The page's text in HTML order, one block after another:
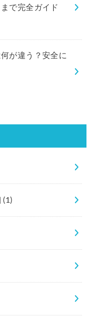
で完全ガイド
が違う？安全に
(1)